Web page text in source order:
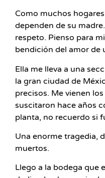
Como muchos
dependen de su
respeto. Pienso para
bendición del amor de
Ella me lleva a una
la gran ciudad de
precisos. Me vienen
suscitaron hace años
planta, no recuerdo si
Una enorme tragedia,
muertos.
Llego a la bodega que